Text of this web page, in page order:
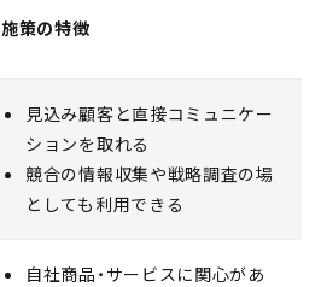
施策の特徴
見込み顧客と直接コミュニケー
ションを取れる
競合の情報収集や戦略調査の場
としても利用できる
自社商品・サービスに関心があ